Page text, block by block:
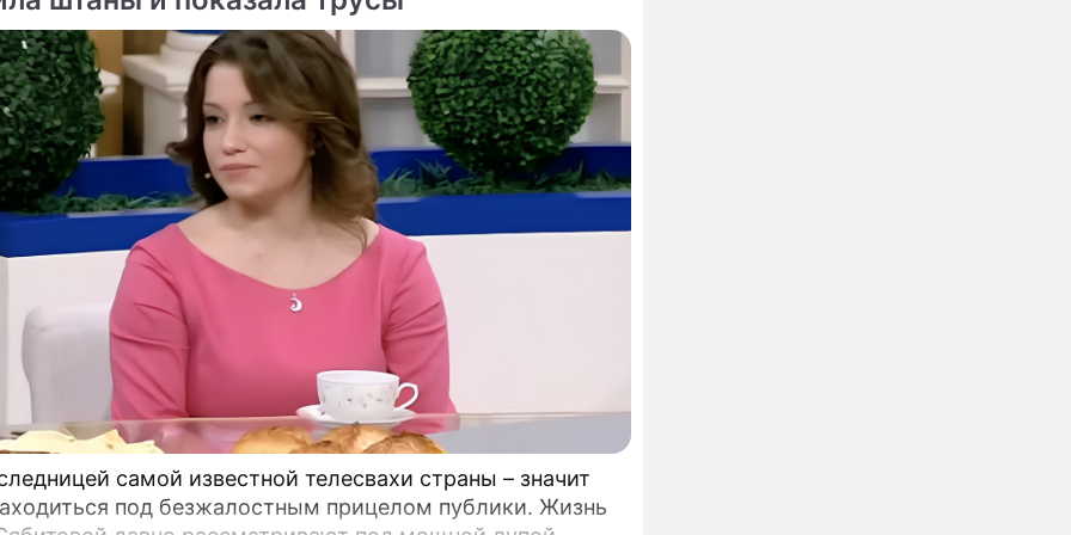
Продолжение: Принц
Уильям потребовал от
Меган Маркл
Меган Маркл публично сделала
необычный выбор
самой известной телесвахи страны – значит
под безжалостным прицелом публики. Жизнь